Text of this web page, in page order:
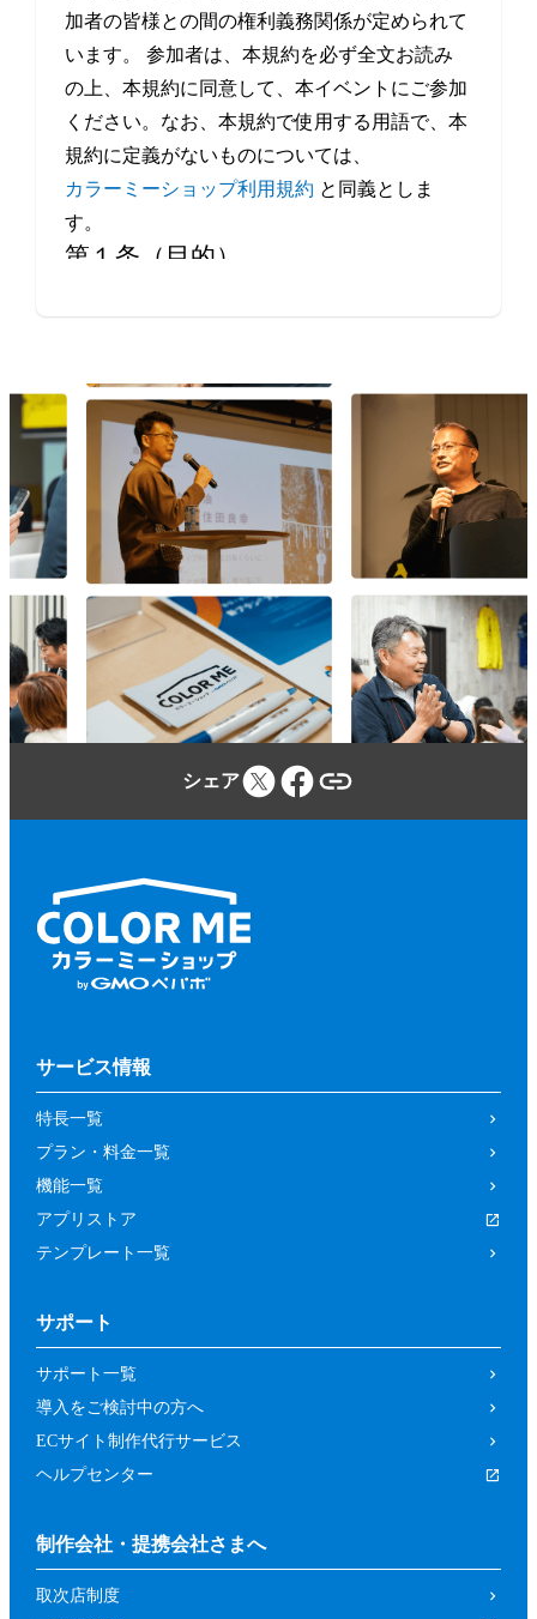
加者の皆様との間の権利義務関係が定められて
います。 参加者は、本規約を必ず全文お読み
の上、本規約に同意して、本イベントにご参加
ください。なお、本規約で使用する用語で、本
規約に定義がないものについては、
カラーミーショップ利用規約 と同義としま
す。
第１条（目的）
Eコマースにかかわるすべての方の交流・情報
第２条（本イベントの開催日程）
本イベントの開催場所（オンラインによる開催
を含みます。）、開催日時等は、本サービスの
ウェブサイト上で定めます。
第３条（規約の履行）
参加者は、カラーミーショップ利用規約、
本規約、本イベントに関する当社のウェブ
サイトに定める事項及び本イベントの開催
場所・施設等の定める規程等（併せて、以
下「本規約等」といいます。）を遵守しな
ければならないものとします。
おそれがあると当社が判断した場合、当社
（当社が本イベントに関して業務を委託す
て、参加申込みの拒否、参加の取り消しを
いつでもできるものとします。
前項に基づく措置を行う場合、当社は、そ
の理由等を参加者に開示する義務を負わな
第２項に基づく、参加申込みの拒否、参加
の取り消しによって、参加者又は第三者が
被った損害等について、当社は一切の責任
を負わないものとします。
第４条（参加資格）
参加者は、当社所定の方法により申し込み
を行った方であって、本イベントの開催趣
方（法人、個人を問いません。）としま
す。
前項にもかかわらず、以下の各号に該当す
るおそれがあると当社が判断した場合は、
当社は承諾を取り消すことができるものと
暴力団、反政府組織その他の反社会的組
織であるか、若しくはそれらの構成員又
シェア
サービス情報
特長一覧
プラン・料金一覧
機能一覧
アプリストア
テンプレート一覧
サポート
サポート一覧
導入をご検討中の方へ
ECサイト制作代行サービス
ヘルプセンター
制作会社・提携会社さまへ
取次店制度